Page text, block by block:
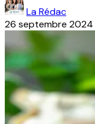
La Rédac
26 septembre 2024